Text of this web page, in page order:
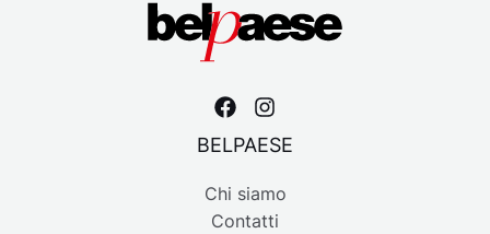
BELPAESE
Chi siamo
Contatti